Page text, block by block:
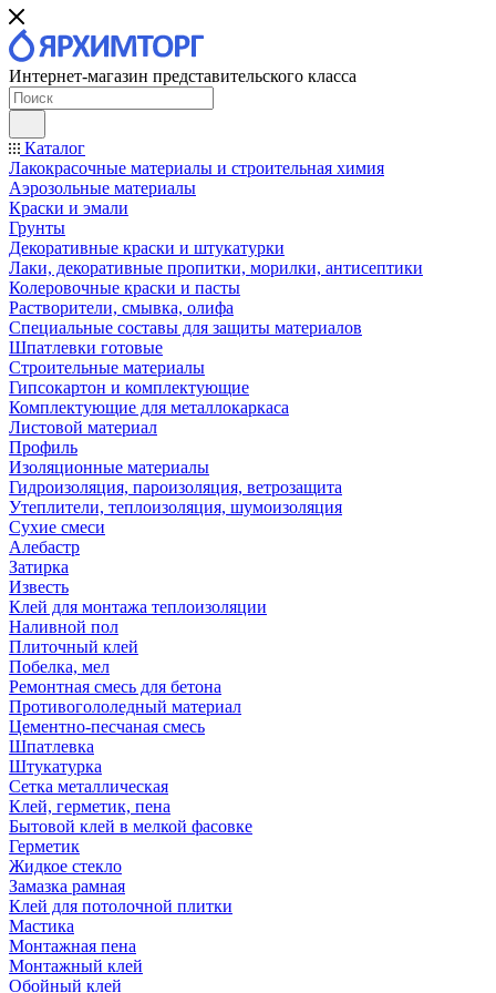
Интернет-магазин представительского класса
Каталог
Лакокрасочные материалы и строительная химия
Аэрозольные материалы
Краски и эмали
Грунты
Декоративные краски и штукатурки
Лаки, декоративные пропитки, морилки, антисептики
Колеровочные краски и пасты
Растворители, смывка, олифа
Специальные составы для защиты материалов
Шпатлевки готовые
Строительные материалы
Гипсокартон и комплектующие
Комплектующие для металлокаркаса
Листовой материал
Профиль
Изоляционные материалы
Гидроизоляция, пароизоляция, ветрозащита
Утеплители, теплоизоляция, шумоизоляция
Сухие смеси
Алебастр
Затирка
Известь
Клей для монтажа теплоизоляции
Наливной пол
Плиточный клей
Побелка, мел
Ремонтная смесь для бетона
Противогололедный материал
Цементно-песчаная смесь
Шпатлевка
Штукатурка
Сетка металлическая
Клей, герметик, пена
Бытовой клей в мелкой фасовке
Герметик
Жидкое стекло
Замазка рамная
Клей для потолочной плитки
Мастика
Монтажная пена
Монтажный клей
Обойный клей